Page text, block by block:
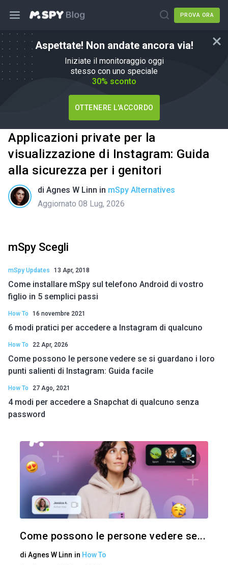
PROVA ORA
Aspettate! Non andate ancora via!
Iniziate il monitoraggio oggi
stesso con uno speciale
30% sconto
OTTENERE L'ACCORDO
Applicazioni private per la
visualizzazione di Instagram: Guida
alla sicurezza per i genitori
di Agnes W Linn in mSpy Alternatives
Aggiornato 08 Lug, 2026
mSpy Scegli
mSpy Updates 13 Apr, 2018
Come installare mSpy sul telefono Android di vostro
figlio in 5 semplici passi
How To 16 novembre 2021
6 modi pratici per accedere a Instagram di qualcuno
How To 22 Apr, 2026
Come possono le persone vedere se si guardano i loro
punti salienti di Instagram: Guida facile
How To 27 Ago, 2021
4 modi per accedere a Snapchat di qualcuno senza
password
Come possono le persone vedere se...
di Agnes W Linn in How To